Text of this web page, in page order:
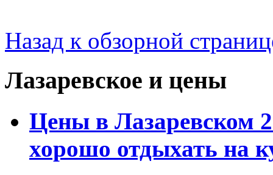
Назад к обзорной
Лазаревское и цены
Цены в Лазаревском
хорошо отдыхать на